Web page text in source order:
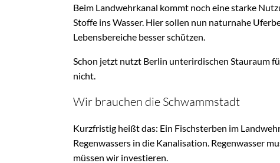
Beim Landwehrkanal kommt noch eine starke
Stoffe ins Wasser. Hier sollen nun naturnahe
Lebensbereiche besser schützen.
Schon jetzt nutzt Berlin unterirdischen Stauraum
nicht.
Wir brauchen die Schwammstadt
Kurzfristig heißt das: Ein Fischsterben im
Regenwassers in die Kanalisation. Regenwasser
müssen wir investieren.